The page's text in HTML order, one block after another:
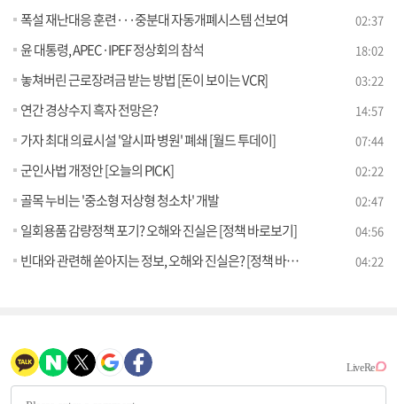
폭설 재난대응 훈련···중분대 자동개폐시스템 선보여 02:37
윤 대통령, APEC·IPEF 정상회의 참석 18:02
놓쳐버린 근로장려금 받는 방법 [돈이 보이는 VCR] 03:22
연간 경상수지 흑자 전망은? 14:57
가자 최대 의료시설 '알시파 병원' 폐쇄 [월드 투데이] 07:44
군인사법 개정안 [오늘의 PICK] 02:22
골목 누비는 '중소형 저상형 청소차' 개발 02:47
일회용품 감량정책 포기? 오해와 진실은 [정책 바로보기] 04:56
빈대와 관련해 쏟아지는 정보, 오해와 진실은? [정책 바로보기] 04:22